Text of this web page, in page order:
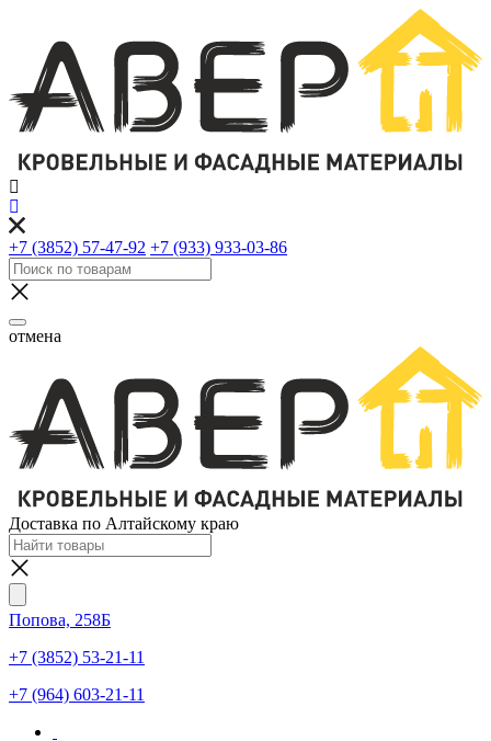
+7 (3852) 57-47-92 +7 (933) 933-03-86
отмена
Доставка по Алтайскому краю
Попова, 258Б
+7 (3852) 53-21-11
+7 (964) 603-21-11